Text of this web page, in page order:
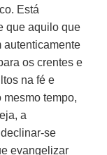
Está
que aquilo que
autenticamente
os crentes e
na fé e
tempo,
a
se
evangelizar